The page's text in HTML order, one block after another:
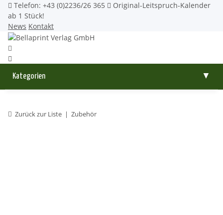
Telefon: +43 (0)2236/26 365
Original-Leitspruch-Kalender
ab 1 Stück!
News Kontakt
Kategorien ▼
Zurück zur Liste Zubehör